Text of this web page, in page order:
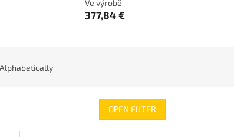
Ve výrobě
377,84 €
Alphabetically
OPEN FILTER